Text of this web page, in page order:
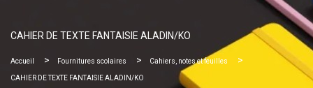
CAHIER DE TEXTE FANTAISIE ALADIN/KO
Accueil Fournitures scolaires Cahiers, notes et feuilles
CAHIER DE TEXTE FANTAISIE ALADIN/KO